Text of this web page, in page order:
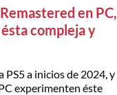
en PC,
compleja y
PS5 a inicios de 2024, y
experimenten éste